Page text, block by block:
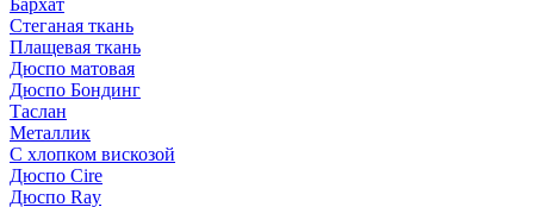
Бархат
Стеганая ткань
Плащевая ткань
Дюспо матовая
Дюспо Бондинг
Таслан
Металлик
С хлопком вискозой
Дюспо Cire
Дюспо Ray